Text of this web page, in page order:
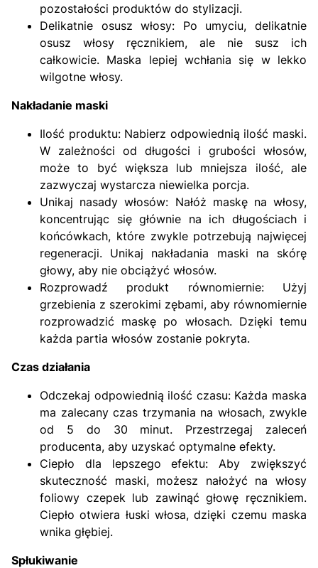
pozostałości produktów do stylizacji.
Delikatnie osusz włosy: Po umyciu, delikatnie
osusz włosy ręcznikiem, ale nie susz ich
całkowicie. Maska lepiej wchłania się w lekko
wilgotne włosy.
Nakładanie maski
Ilość produktu: Nabierz odpowiednią ilość maski.
W zależności od długości i grubości włosów,
może to być większa lub mniejsza ilość, ale
zazwyczaj wystarcza niewielka porcja.
Unikaj nasady włosów: Nałóż maskę na włosy,
koncentrując się głównie na ich długościach i
końcówkach, które zwykle potrzebują najwięcej
regeneracji. Unikaj nakładania maski na skórę
głowy, aby nie obciążyć włosów.
Rozprowadź produkt równomiernie: Użyj
grzebienia z szerokimi zębami, aby równomiernie
rozprowadzić maskę po włosach. Dzięki temu
każda partia włosów zostanie pokryta.
Czas działania
Odczekaj odpowiednią ilość czasu: Każda maska
ma zalecany czas trzymania na włosach, zwykle
od 5 do 30 minut. Przestrzegaj zaleceń
producenta, aby uzyskać optymalne efekty.
Ciepło dla lepszego efektu: Aby zwiększyć
skuteczność maski, możesz nałożyć na włosy
foliowy czepek lub zawinąć głowę ręcznikiem.
Ciepło otwiera łuski włosa, dzięki czemu maska
wnika głębiej.
Spłukiwanie